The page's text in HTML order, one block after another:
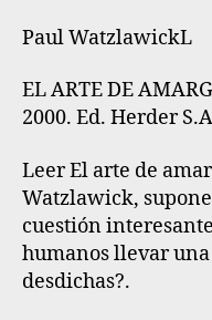
Paul WatzlawickL
EL ARTE DE
2000. Ed. Herder
Leer El arte de
Watzlawick,
cuestión
humanos llevar
desdichas?.